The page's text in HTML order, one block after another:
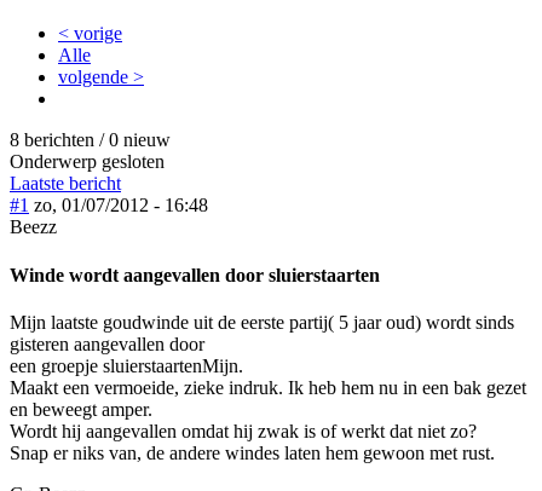
< vorige
Alle
volgende >
8 berichten / 0 nieuw
Onderwerp gesloten
Laatste bericht
#1 zo, 01/07/2012 - 16:48
Beezz
Winde wordt aangevallen door sluierstaarten
Mijn laatste goudwinde uit de eerste partij( 5 jaar oud) wordt sinds
gisteren aangevallen door
een groepje sluierstaartenMijn.
Maakt een vermoeide, zieke indruk. Ik heb hem nu in een bak gezet
en beweegt amper.
Wordt hij aangevallen omdat hij zwak is of werkt dat niet zo?
Snap er niks van, de andere windes laten hem gewoon met rust.